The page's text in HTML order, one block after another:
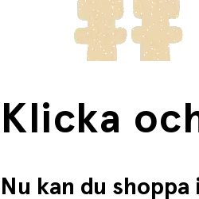
Fri frakt när du handlar för mer
Klicka
Nu kan du